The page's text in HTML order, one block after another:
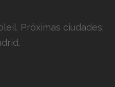
Próximas ciudades: